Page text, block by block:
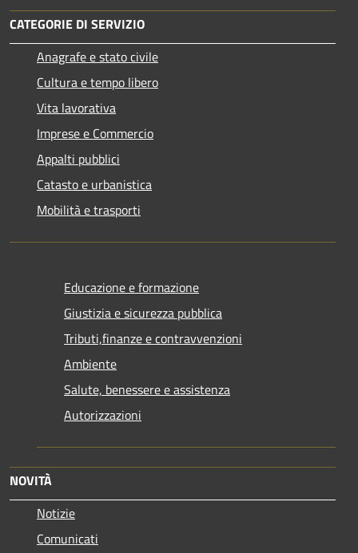
CATEGORIE DI SERVIZIO
Anagrafe e stato civile
Cultura e tempo libero
Vita lavorativa
Imprese e Commercio
Appalti pubblici
Catasto e urbanistica
Mobilità e trasporti
Educazione e formazione
Giustizia e sicurezza pubblica
Tributi,finanze e contravvenzioni
Ambiente
Salute, benessere e assistenza
Autorizzazioni
NOVITÀ
Notizie
Comunicati